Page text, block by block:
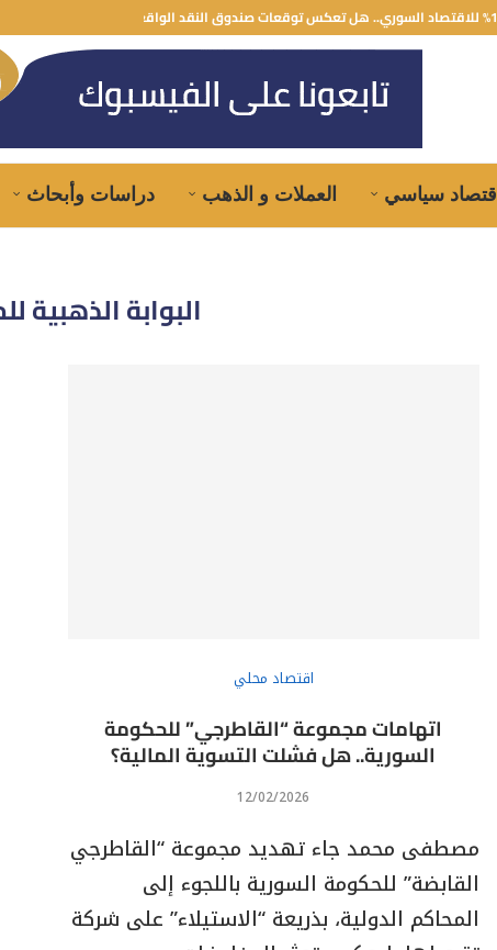
اقتصاد سياسي العملات و الذهب دراسات وأبحاث
البوابة الذهبية
اقتصاد محلي
اتهامات مجموعة “القاطرجي” للحكومة
السورية.. هل فشلت التسوية المالية؟
12/02/2026
مصطفى محمد جاء تهديد مجموعة “القاطرجي
القابضة” للحكومة السورية باللجوء إلى
المحاكم الدولية، بذريعة “الاستيلاء” على شركة